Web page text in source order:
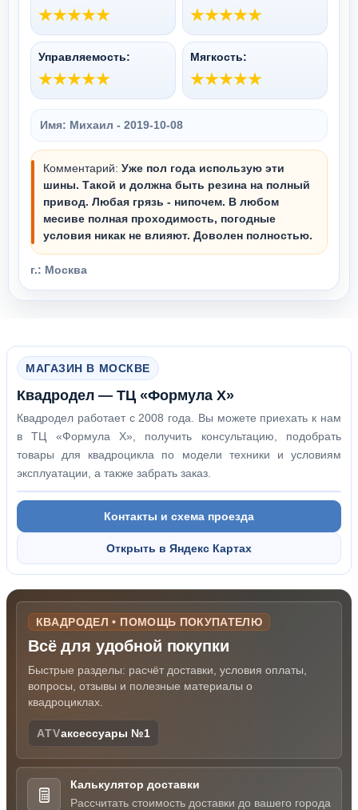
Управляемость: Мягкость:
Имя: Михаил - 2019-10-08
Комментарий: Уже пол года использую эти
шины. Такой и должна быть резина на полный
привод. Любая грязь - нипочем. В любом
месиве полная проходимость, погодные
условия никак не влияют. Доволен полностью.
г.: Москва
МАГАЗИН В МОСКВЕ
Квадродел — ТЦ «Формула Х»
Квадродел работает с 2008 года. Вы можете приехать к нам
в ТЦ «Формула Х», получить консультацию, подобрать
товары для квадроцикла по модели техники и условиям
эксплуатации, а также забрать заказ.
Контакты и схема проезда
Открыть в Яндекс Картах
КВАДРОДЕЛ • ПОМОЩЬ ПОКУПАТЕЛЮ
Всё для удобной покупки
Быстрые разделы: расчёт доставки, условия оплаты,
вопросы, отзывы и полезные материалы о
квадроциклах.
ATVаксессуары №1
Калькулятор доставки
Рассчитать стоимость доставки до вашего города